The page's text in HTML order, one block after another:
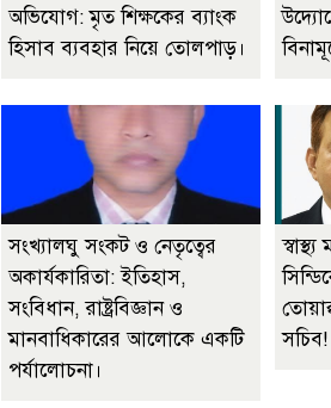
অভিযোগ: মৃত শিক্ষকের ব্যাংক
হিসাব ব্যবহার নিয়ে তোলপাড়।
সংখ্যালঘু সংকট ও নেতৃত্বের
অকার্যকারিতা: ইতিহাস,
সংবিধান, রাষ্ট্রবিজ্ঞান ও
মানবাধিকারের আলোকে একটি
পর্যালোচনা।
সচিব!